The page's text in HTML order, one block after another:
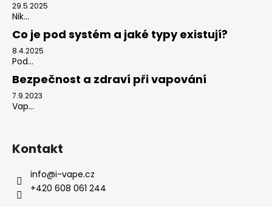
29.5.2025
Nik...
Co je pod systém a jaké typy existují?
8.4.2025
Pod...
Bezpečnost a zdraví při vapování
7.9.2023
Vap...
Kontakt
info@i-vape.cz
+420 608 061 244